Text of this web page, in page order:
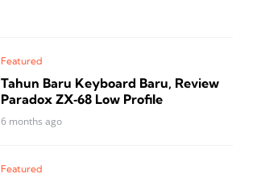
Featured
Tahun Baru Keyboard Baru, Review
Paradox ZX‑68 Low Profile
6 months ago
Featured